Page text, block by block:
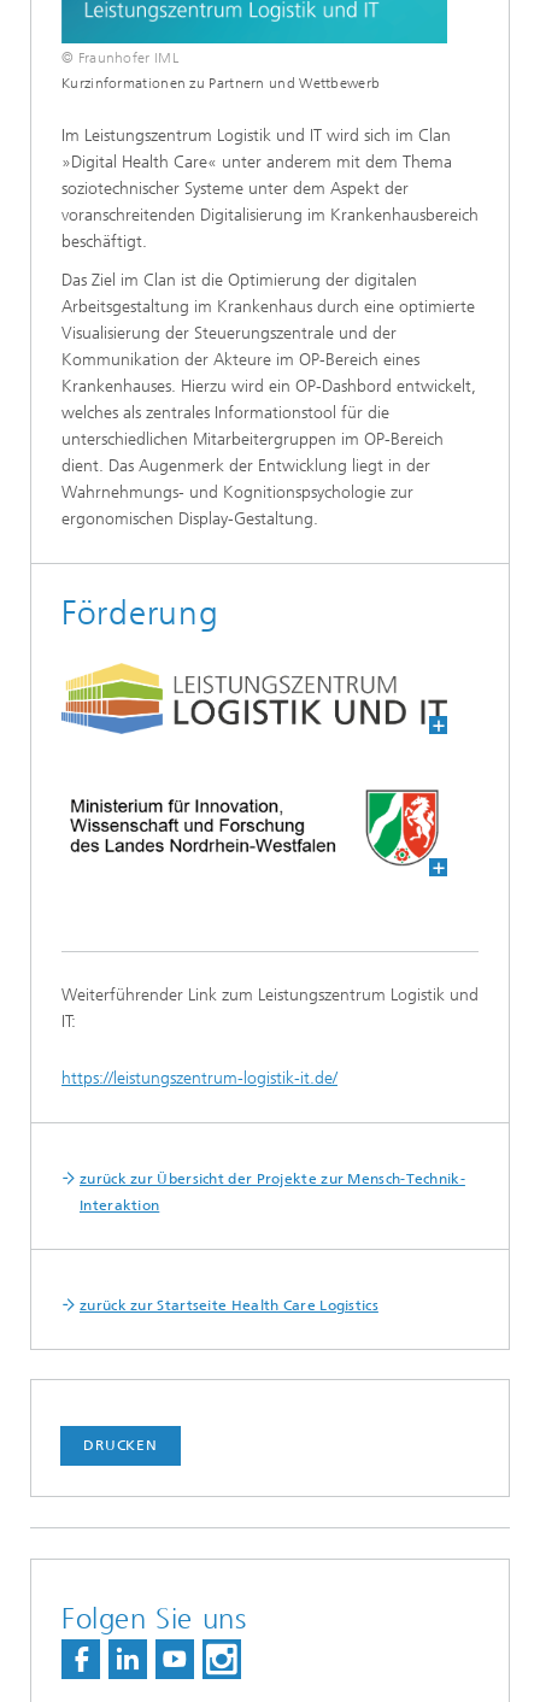
© Fraunhofer IML
Kurzinformationen zu Partnern und Wettbewerb
Im Leistungszentrum Logistik und IT wird sich im Clan
»Digital Health Care« unter anderem mit dem Thema
soziotechnischer Systeme unter dem Aspekt der
voranschreitenden Digitalisierung im Krankenhausbereich
beschäftigt.
Das Ziel im Clan ist die Optimierung der digitalen
Arbeitsgestaltung im Krankenhaus durch eine optimierte
Visualisierung der Steuerungszentrale und der
Kommunikation der Akteure im OP-Bereich eines
Krankenhauses. Hierzu wird ein OP-Dashbord entwickelt,
welches als zentrales Informationstool für die
unterschiedlichen Mitarbeitergruppen im OP-Bereich
dient. Das Augenmerk der Entwicklung liegt in der
Wahrnehmungs- und Kognitionspsychologie zur
ergonomischen Display-Gestaltung.
Förderung
Weiterführender Link zum Leistungszentrum Logistik und
IT:
https://leistungszentrum-logistik-it.de/
zurück zur Übersicht der Projekte zur Mensch-Technik-
Interaktion
zurück zur Startseite Health Care Logistics
DRUCKEN
Folgen Sie uns